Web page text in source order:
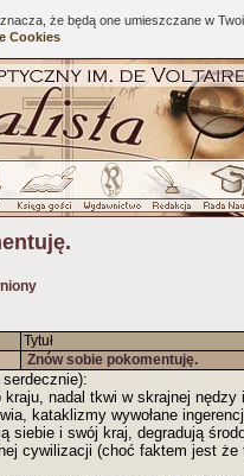
że będą one umieszczane w
Cookies
Tytuł
Znów sobie pokomentuję.
nadal tkwi w skrajnej nędzy
kataklizmy wywołane
siebie i swój kraj, degradują
cywilizacji (choć faktem jest